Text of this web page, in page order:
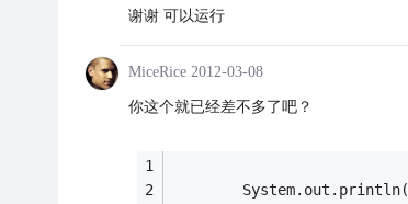
谢谢 可以运行
MiceRice 2012-03-08
你这个就已经差不多了吧？
        System.out.println(